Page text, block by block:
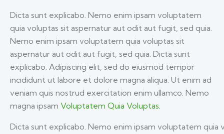
Dicta sunt explicabo. Nemo enim ipsam voluptatem
quia voluptas sit aspernatur aut odit aut fugit, sed quia.
Nemo enim ipsam voluptatem quia voluptas sit
aspernatur aut odit aut fugit, sed quia. Dicta sunt
explicabo. Adipiscing elit, sed do eiusmod tempor
incididunt ut labore et dolore magna aliqua. Ut enim ad
veniam quis nostrud exercitation enim ullamco. Nemo
magna ipsam Voluptatem Quia Voluptas.
Dicta sunt explicabo. Nemo enim ipsam voluptatem